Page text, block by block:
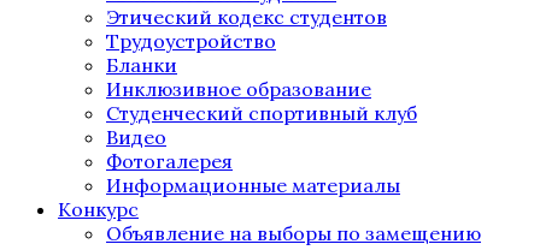
Этический кодекс студентов
Трудоустройство
Бланки
Инклюзивное образование
Студенческий спортивный клуб
Видео
Фотогалерея
Информационные материалы
Конкурс
Объявление на выборы по замещению